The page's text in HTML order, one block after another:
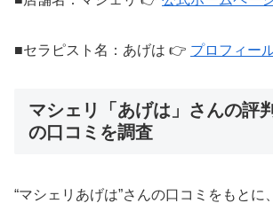
■セラピスト名：あげは 👉 プロフィー
マシェリ「あげは」さんの評
の口コミを調査
“マシェリあげは”さんの口コミをもとに